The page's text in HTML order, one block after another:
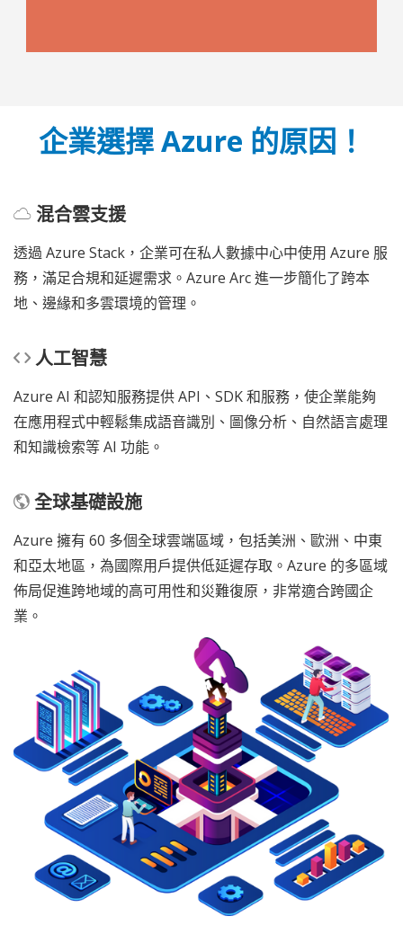
企業選擇 Azure 的原因！
混合雲支援
透過 Azure Stack，企業可在私人數據中心中使用 Azure 服
務，滿足合規和延遲需求。Azure Arc 進一步簡化了跨本
地、邊緣和多雲環境的管理。
人工智慧
Azure AI 和認知服務提供 API、SDK 和服務，使企業能夠
在應用程式中輕鬆集成語音識別、圖像分析、自然語言處理
和知識檢索等 AI 功能。
全球基礎設施
Azure 擁有 60 多個全球雲端區域，包括美洲、歐洲、中東
和亞太地區，為國際用戶提供低延遲存取。Azure 的多區域
佈局促進跨地域的高可用性和災難復原，非常適合跨國企
業。